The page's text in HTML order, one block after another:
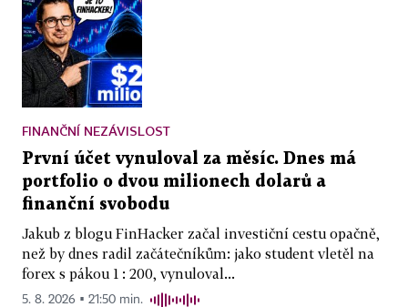
FINANČNÍ NEZÁVISLOST
První účet vynuloval za měsíc. Dnes má
portfolio o dvou milionech dolarů a
finanční svobodu
Jakub z blogu FinHacker začal investiční cestu opačně,
než by dnes radil začátečníkům: jako student vletěl na
forex s pákou 1 : 200, vynuloval...
5. 8. 2026 ▪ 21:50 min.